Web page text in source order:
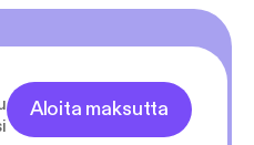
Aloita maksutta